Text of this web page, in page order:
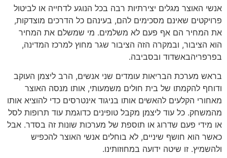
אנשי האוצר מגלים יצירתיות רבה בכל הנוגע לדחייה או לביטול
פרויקטים שאינם מסכימים להם, בעינהם כל הדרכים מוצדקות,
את המחיר הם אף פעם לא משלמים. מי שמשלם את המחיר
הוא הציבור, ובמקרה הזה הציבור שגר מחוץ למרכז המדינה,
בפרפריהבאשדוד ובסביבה.
בראש מערכת הבריאות עומדים שני אנשים, הרב ליצמן העוקב
ודוחף להקמתו של בית חולים משמעותי, אותו מנסה האוצר
מאחורי הקלעים להאשים אותו בניגוד אינטרסים כדי להוציא אותו
מהמשחק. כל עוד ליצמן מקבל טופינים כדוגמת עוד תרופות לסל
או מידי פעם שדרוג או תוספת של מערכות שונות זה בסדר. אבל
כאשר הוא חושף שיניים, לא בוחלים אנשי האוצר להכפיש
ולהשמיץ. זו שיטה ידועה במחוזותינו.